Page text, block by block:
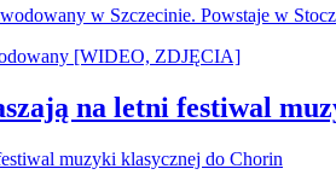
w Szczecinie. Powstaje w
na letni festiwal